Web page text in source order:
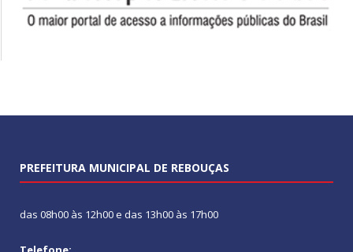
PREFEITURA MUNICIPAL DE REBOUÇAS
das 08h00 às 12h00 e das 13h00 às 17h00